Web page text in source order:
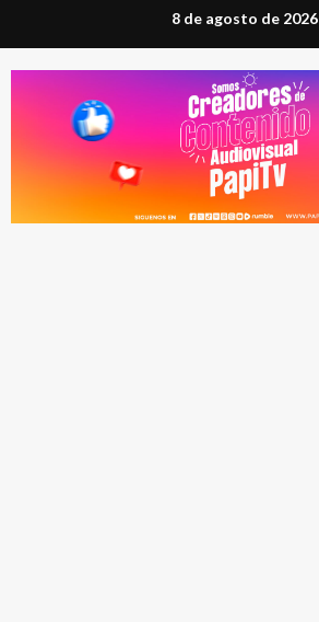
al
contenido
8 de agosto de 2026